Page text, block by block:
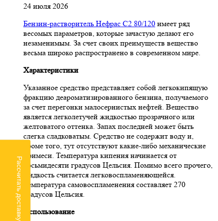
24 июля 2026
Бензин-растворитель Нефрас С2 80/120 имеет ряд
весомых параметров, которые зачастую делают его
незаменимым. За счет своих преимуществ вещество
весьма широко распространено в современном мире.
Характеристики
Указанное средство представляет собой легкокипящую
фракцию деароматизированного бензина, получаемого
за счет перегонки малосернистых нефтей. Вещество
является легколетучей жидкостью прозрачного или
желтоватого оттенка. Запах последней может быть
слегка сладковатым. Средство не содержит воду и,
кроме того, тут отсутствуют какие-либо механические
примеси. Температура кипения начинается от
восьмидесяти градусов Цельсия. Помимо всего прочего,
жидкость считается легковоспламеняющейся.
Температура самовоспламенения составляет 270
градусов Цельсия.
Использование
Рассчитать доставку